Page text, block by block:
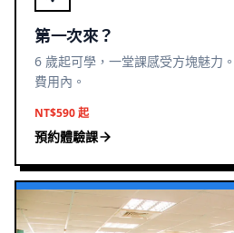
第一次來？
6 歲起可學，一堂課感受方塊魅力
費用內。
NT$590 起
預約體驗課